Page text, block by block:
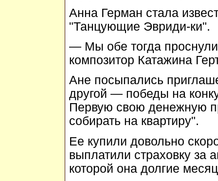
Анна Герман стала
"Танцующие Эвриди-ки".
— Мы обе тогда
композитор Катажина
Ане посыпались
другой — победы на
Первую свою денежную
собирать на квартиру".
Ее купили довольно
выплатили страховку за
которой она долгие